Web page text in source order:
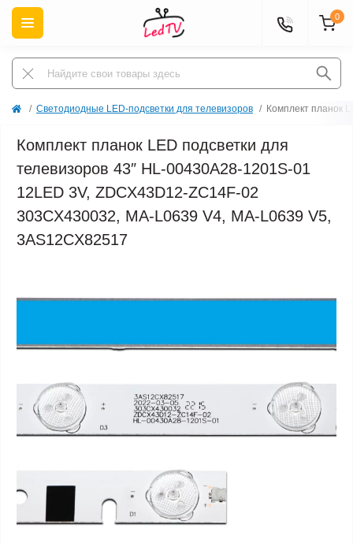
0
Светодиодные LED-подсветки для телевизоров Комплект планок
Комплект планок LED подсветки для
телевизоров 43″ HL-00430A28-1201S-01
12LED 3V, ZDCX43D12-ZC14F-02
303CX430032, MA-L0639 V4, MA-L0639 V5,
3AS12CX82517